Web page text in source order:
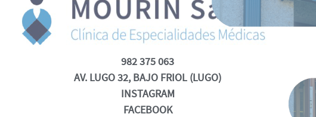
982 375 063
AV. LUGO 32, BAJO FRIOL (LUGO)
INSTAGRAM
FACEBOOK